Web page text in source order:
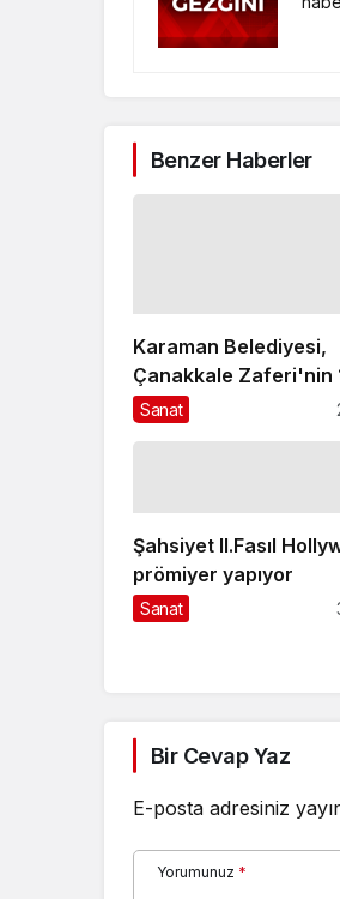
Benzer Haberler
Karaman Belediyesi,
Çanakkale Zaferi'nin
münasebetiyle 18
Sanat
Şahsiyet II.Fasıl
prömiyer yapıyor
Sanat
Bir Cevap Yaz
E-posta adresiniz
Yorumunuz *